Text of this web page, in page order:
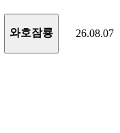
와호잠룡 26.08.07